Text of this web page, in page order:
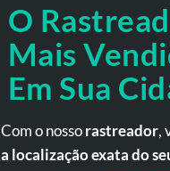
O
Mais
Em Sua
Com o nossorastreador,
a localização exata do